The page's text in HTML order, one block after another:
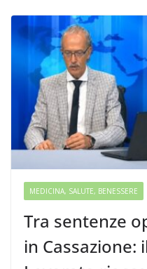
MEDICINA, SALUTE, BENESSERE
Tra sentenze
in Cassazione: